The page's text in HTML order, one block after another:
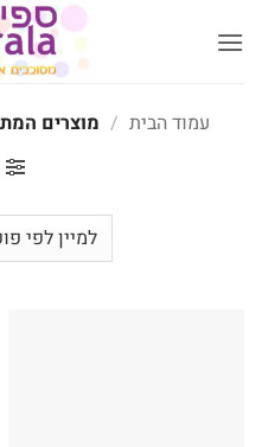
לתוכן
עמוד הבית / מוצרים